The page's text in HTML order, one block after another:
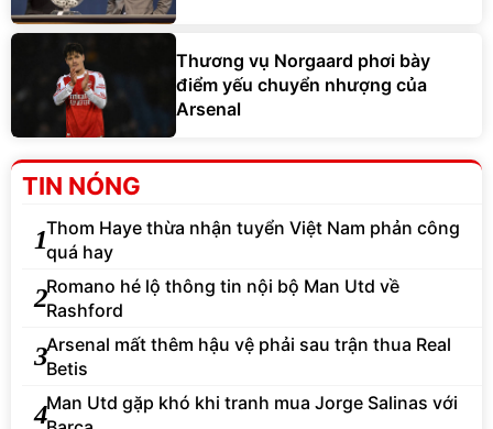
Thương vụ Norgaard phơi bày
điểm yếu chuyển nhượng của
Arsenal
TIN NÓNG
1Thom Haye thừa nhận tuyển Việt Nam phản công
quá hay
2Romano hé lộ thông tin nội bộ Man Utd về
Rashford
3Arsenal mất thêm hậu vệ phải sau trận thua Real
Betis
4Man Utd gặp khó khi tranh mua Jorge Salinas với